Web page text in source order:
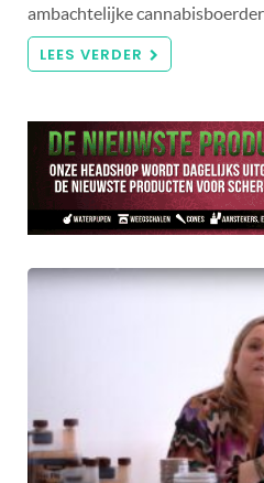
ambachtelijke
LEES VERDER